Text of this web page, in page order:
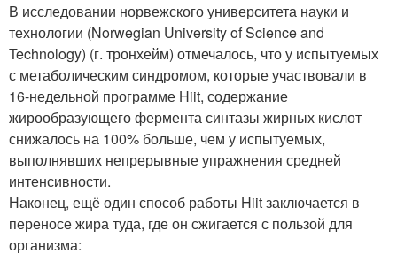
В исследовании норвежского университета науки и
технологии (Norwegian University of Science and
Technology) (г. тронхейм) отмечалось, что у испытуемых
с метаболическим синдромом, которые участвовали в
16-недельной программе Hiit, содержание
жирообразующего фермента синтазы жирных кислот
снижалось на 100% больше, чем у испытуемых,
выполнявших непрерывные упражнения средней
интенсивности.
Наконец, ещё один способ работы Hiit заключается в
переносе жира туда, где он сжигается с пользой для
организма: